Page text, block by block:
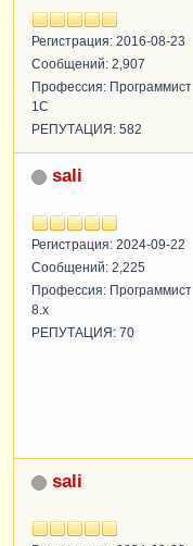
Регистрация: 2016-08-23
Сообщений: 2,907
Профессия: Программист
1С
РЕПУТАЦИЯ: 582
sali
Регистрация: 2024-09-22
Сообщений: 2,225
Профессия: Программист
8.x
РЕПУТАЦИЯ: 70
sali